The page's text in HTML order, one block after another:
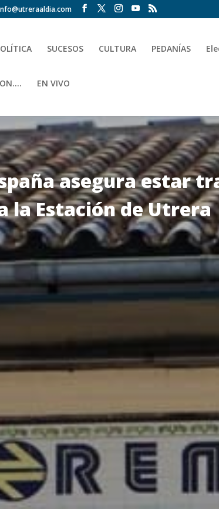
SUCESOS CULTURA PEDANÍAS
EN VIVO
asegura estar
la Estación de Utrera